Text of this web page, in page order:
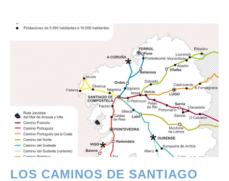
LOS CAMINOS DE SANTIAGO